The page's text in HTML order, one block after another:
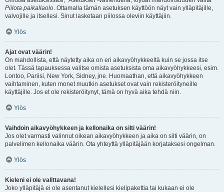
Piilota paikallaolo. Ottamalla tämän asetuksen käyttöön näyt vain ylläpitäjille,
valvojille ja itsellesi. Sinut lasketaan piilossa oleviin käyttäjiin.
Ylös
Ajat ovat väärin!
On mahdollista, että näytetty aika on eri aikavyöhykkeeltä kuin se jossa itse
olet. Tässä tapauksessa valitse omista asetuksista oma aikavyöhykkeesi, esim.
Lontoo, Pariisi, New York, Sidney, jne. Huomaathan, että aikavyöhykkeen
vaihtaminen, kuten monet muutkin asetukset ovat vain rekisteröityneille
käyttäjille. Jos et ole rekisteröitynyt, tämä on hyvä aika tehdä niin.
Ylös
Vaihdoin aikavyöhykkeen ja kellonaika on silti väärin!
Jos olet varmasti valinnut oikean aikavyöhykkeen ja aika on silti väärin, on
palvelimen kellonaika väärin. Ota yhteyttä ylläpitäjään korjataksesi ongelman.
Ylös
Kieleni ei ole valittavana!
Joko ylläpitäjä ei ole asentanut kielellesi kielipakettia tai kukaan ei ole